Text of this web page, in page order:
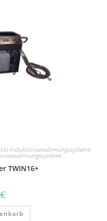
Induktionserwärmungssysteme
TWIN16+
€